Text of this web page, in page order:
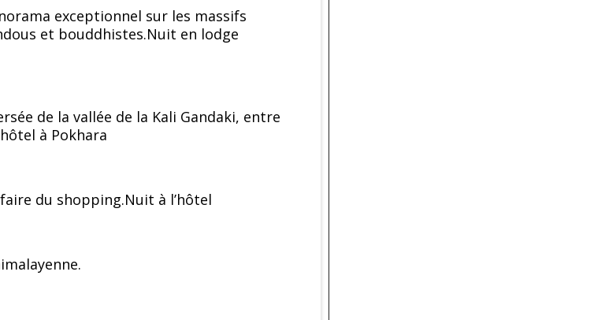
exceptionnel sur les massifs
et bouddhistes.Nuit en lodge
de la vallée de la Kali Gandaki, entre
à Pokhara
du shopping.Nuit à l’hôtel